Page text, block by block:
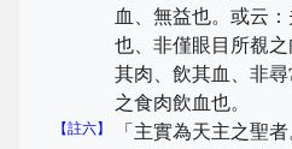
血、無益也。或云
也、非僅眼目所覩
其肉、飲其血、非
之食肉飲血也。
【註六】 「主實為天主之聖者